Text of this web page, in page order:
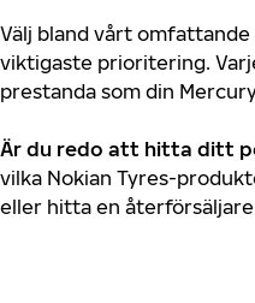
Välj bland vårt
viktigaste prioritering.
prestanda som din
Är du redo att hitta ditt
vilka Nokian Tyres-
eller hitta en